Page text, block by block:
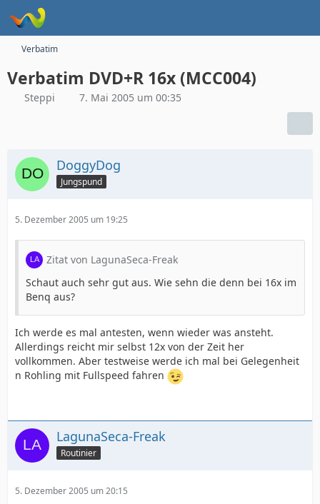
Verbatim
Verbatim DVD+R 16x (MCC004)
Steppi 7. Mai 2005 um 00:35
DoggyDog
Jungspund
5. Dezember 2005 um 19:25
Zitat von LagunaSeca-Freak
Schaut auch sehr gut aus. Wie sehn die denn bei 16x im
Benq aus?
Ich werde es mal antesten, wenn wieder was ansteht.
Allerdings reicht mir selbst 12x von der Zeit her
vollkommen. Aber testweise werde ich mal bei Gelegenheit
n Rohling mit Fullspeed fahren
LagunaSeca-Freak
Routinier
5. Dezember 2005 um 20:15